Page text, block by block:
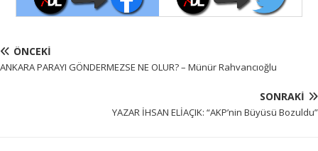
ÖNCEKI
ANKARA PARAYI GÖNDERMEZSE NE OLUR? – Münür Rahvancıoğlu
SONRAKI
YAZAR İHSAN ELİAÇIK: “AKP’nin Büyüsü Bozuldu”